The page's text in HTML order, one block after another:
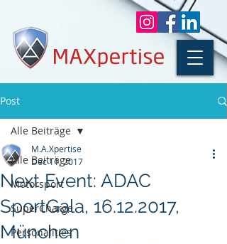
Post
Alle Beiträge
Motorsport
SuperCharge
Personalities
Alle Beiträge
Next Event: ADAC
SportGala, 16.12.2017,
München
M.A.Xpertise
Dec 11, 2017